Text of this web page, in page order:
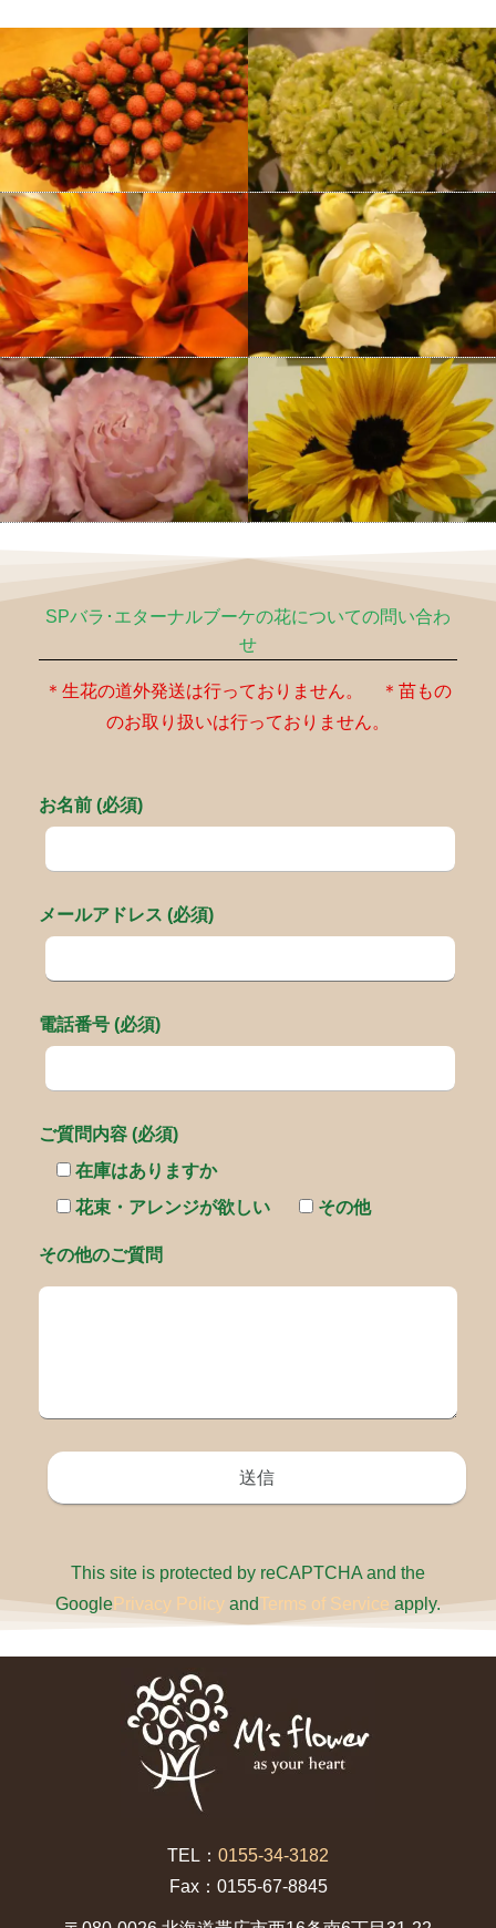
SPバラ･エターナルブーケの花についての問い合わ
せ
＊生花の道外発送は行っておりません。 ＊苗もの
のお取り扱いは行っておりません。
お名前 (必須)
メールアドレス (必須)
電話番号 (必須)
ご質問内容 (必須)
在庫はありますか
花束・アレンジが欲しい
その他
その他のご質問
This site is protected by reCAPTCHA and the
GooglePrivacy Policy andTerms of Service apply.
TEL： 0155-34-3182
Fax：0155-67-8845